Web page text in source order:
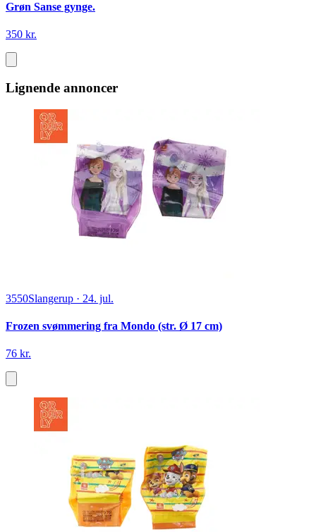
Grøn Sanse gynge.
350 kr.
Lignende annoncer
3550Slangerup · 24. jul.
Frozen svømmering fra Mondo (str. Ø 17 cm)
76 kr.